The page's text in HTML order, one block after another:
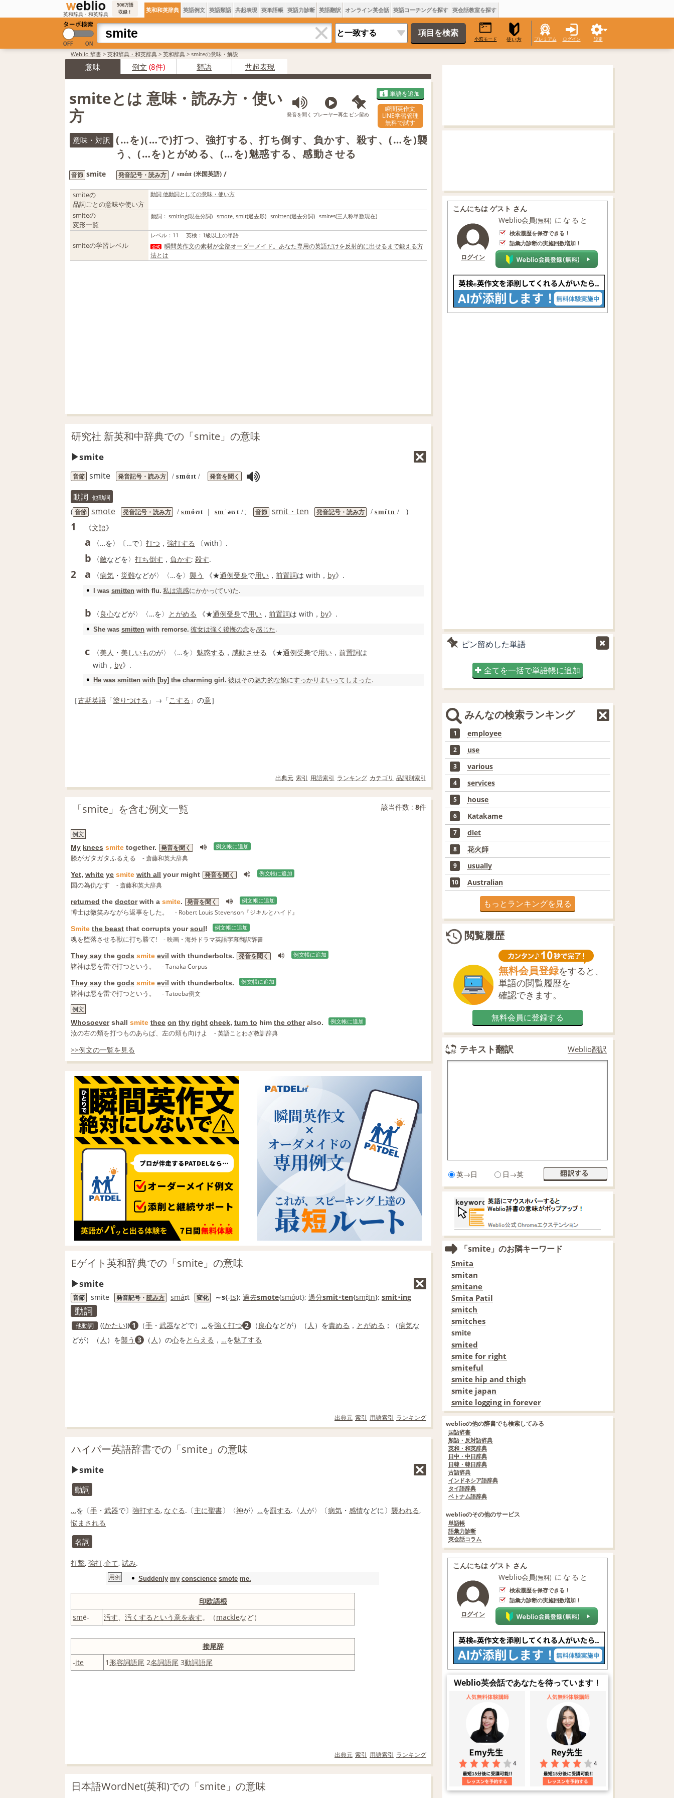
英和辞典・和英辞典
506万語
収録！
英和和英辞典 英語例文 英語類語 共起表現 英単語帳 英語力診断 英語翻訳 オンライン英会話 英語コーチングを探す 英会話教室を探す
小窓モード 使い方 プレミアム ログイン 設定
Weblio 辞書 > 英和辞典・和英辞典 > 英和辞典 > smiteの意味・解説
意味 例文 (8件) 類語 共起表現
smiteとは 意味・読み方・使い
方
発音を聞く プレーヤー再生 ピン留め
単語を追加
瞬間英作文
LINE学習管理
無料で試す
意味・対訳
(…を)(…で)打つ、強打する、打ち倒す、負かす、殺す、(…を)襲
う、(…を)とがめる、(…を)魅惑する、感動させる
音節 smite 発音記号・読み方 / smάɪt (米国英語) /
smiteの
品詞ごとの意味や使い方
動詞 他動詞としての意味・使い方
smiteの
変形一覧
動詞： smiting(現在分詞) smote, smit(過去形) smitten(過去分詞) smites(三人称単数現在)
smiteの学習レベル
レベル ： 11 英検 ： 1級以上の単語
公式
瞬間英作文の素材が全部オーダーメイド。あなた専用の英語だけを反射的に出せるまで鍛える方
法とは
研究社 新英和中辞典での「smite」の意味
smite
音節 smite 発音記号・読み方 / smάɪt / 発音を聞く
動詞 他動詞
( 音節 smote 発音記号 ・ 読み方 / smóʊt sm ˈəʊt /; 音節 smit・ten 発音記号 ・読み方 / smítn / )
1 《文語》
a 〈…を〉〔…で〕 打つ ， 強打する 〔with〕.
b 〈敵などを〉 打ち倒す ， 負かす; 殺す.
2 a 〈病気 ・ 災難などが〉〈…を〉 襲う 《★通例受身で用い ， 前置詞は with， by》.
I was smitten with flu. 私は流感にかかっ(てい)た.
b 〈 良心などが〉〈…を〉 とがめる 《★通例受身で用い ， 前置詞は with， by》.
She was smitten with remorse. 彼女は強く 後悔の念を感じた.
c 〈美人 ・ 美しいものが〉〈…を〉 魅惑する ， 感動させる 《★通例受身で用い ， 前置詞は
with， by》.
He was smitten with [by] the charming girl. 彼はその魅力的な娘にすっかり ま いってしまった.
［古期英語 「塗りつける 」→「こする 」の意］
出典元 索引 用語索引 ランキング カテゴリ 品詞別索引
「smite」を含む例文一覧 該当件数 : 8件
例文
My knees smite together. 発音を聞く 例文帳に追加
膝がガタガタふるえる - 斎藤和英大辞典
Yet, white ye smite with all your might 発音を聞く 例文帳に追加
国の為仇なす - 斎藤和英大辞典
returned the doctorwith a smite. 発音を聞く 例文帳に追加
博士は微笑みながら返事をした。 - Robert Louis Stevenson『ジキルとハイド』
Smite the beast that corrupts yoursoul! 例文帳に追加
魂を堕落させる獣に打ち勝て! - 映画・海外ドラマ英語字幕翻訳辞書
They say the gods smite evil with thunderbolts. 発音を聞く 例文帳に追加
諸神は悪を雷で打つという。 - Tanaka Corpus
They say the gods smite evil with thunderbolts. 例文帳に追加
諸神は悪を雷で打つという。
- Tatoeba例文
例文
Whosoevershall smite thee on thy right cheek, turn to him the otheralso. 例文帳に追加
汝の右の頬を打つものあらば、左の頬も向けよ - 英語ことわざ教訓辞典
>>例文の一覧を見る
Eゲイト英和辞典での「smite」の意味
smite
音節 smite 発音記号・ 読み方 smáɪt 変化 ～s{-ts}; 過去smote{smóʊt}; 過分smit･ten{smɪ́tn}; smit･ing
動詞
他動詞 ((かたい)) 1 （手 ・ 武器などで） …を強く打つ 2 （ 良心などが）（ 人 ）を責める ， とがめる ；（病気な
どが）（ 人 ）を襲う 3 （ 人 ）の心をとらえる ， …を魅了する
出典元 索引 用語索引 ランキング
ハイパー英語辞書での「smite」の意味
smite
動詞
…を〔手 ・ 武器で〕 強打する, なぐる.〔主に聖書〕〈神が〉 …を罰する.〈 人が〉〔病気 ・ 感情などに〕 襲われる,
悩まされる
名詞
打撃, 強打.企て, 試み.
用例 Suddenly my conscience smote me.
印欧語根
smē- 汚す 汚くする という意を表す。（mackleなど）
接尾辞
-ite 1形容詞語尾 2名詞語尾 3動詞語尾
出典元 索引 用語索引 ランキング
日本語WordNet(英和)での「smite」の意味
こんにちは ゲスト さん
ログイン
Weblio会員(無料) になると
検索履歴を保存できる！
語彙力診断の実施回数増加！
ピン留めした単語
全てを一括で単語帳に追加
みんなの検索ランキング
1 employee
2 use
3 various
4 services
5 house
6 Katakame
7 diet
8 花火師
9 usually
10 Australian
もっとランキングを見る
閲覧履歴
無料会員登録をすると、
単語の閲覧履歴を
確認できます。
無料会員に登録する
テキスト翻訳 Weblio翻訳
英→日 日→英
「smite」のお隣キーワード
Smita
smitan
smitane
Smita Patil
smitch
smitches
smite
smited
smite for right
smiteful
smite hip and thigh
smite japan
smite logging in forever
weblioの他の辞書でも検索してみる
国語辞書
類語・反対語辞典
英和・和英辞典
日中・中日辞典
日韓・韓日辞典
古語辞典
インドネシア語辞典
タイ語辞典
ベトナム語辞典
weblioのその他のサービス
単語帳
語彙力診断
英会話コラム
こんにちは ゲスト さん
ログイン
Weblio会員(無料) になると
検索履歴を保存できる！
語彙力診断の実施回数増加！
Weblio英会話であなたを待っています！